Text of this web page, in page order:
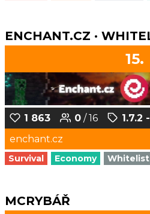
ENCHANT.CZ ·
15.
1 863 0 / 16
1.7.2
enchant.cz
Survival Economy Whitelist
MCRYBÁŘ